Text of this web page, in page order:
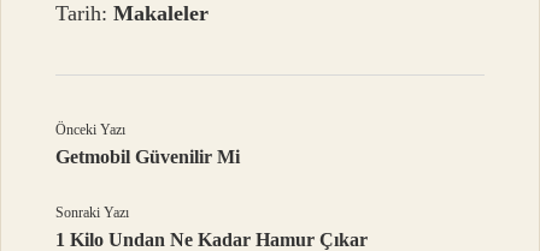
Tarih:Makaleler
Önceki Yazı
Getmobil Güvenilir Mi
Sonraki Yazı
1 Kilo Undan Ne Kadar Hamur Çıkar